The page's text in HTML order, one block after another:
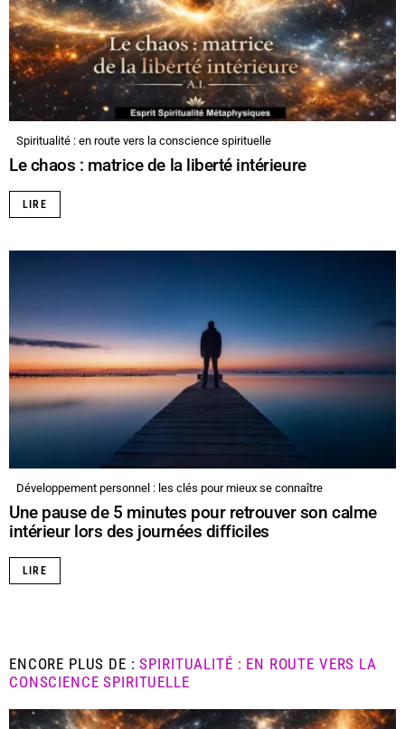
Spiritualité : en route vers la conscience spirituelle
Le chaos : matrice de la liberté intérieure
LIRE
Développement personnel : les clés pour mieux se connaître
Une pause de 5 minutes pour retrouver son calme
intérieur lors des journées difficiles
LIRE
ENCORE PLUS DE :SPIRITUALITÉ : EN ROUTE VERS LA
CONSCIENCE SPIRITUELLE